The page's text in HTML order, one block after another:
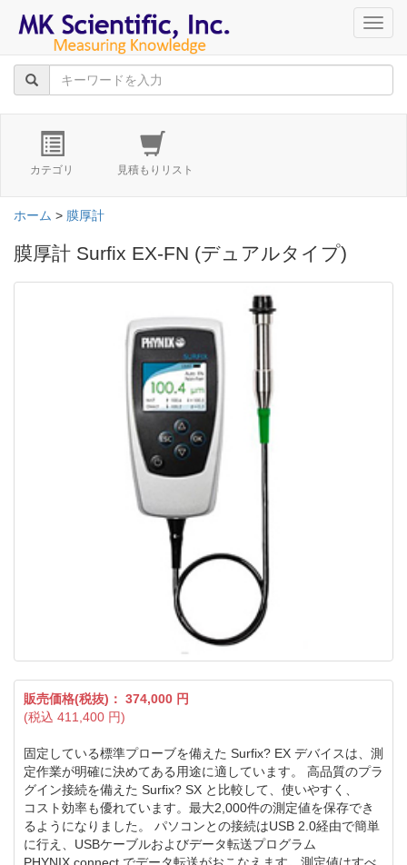
カテゴリ 見積もりリスト
ホーム > 膜厚計
膜厚計 Surfix EX-FN (デュアルタイプ)
販売価格(税抜)： 374,000 円
(税込 411,400 円)
固定している標準プローブを備えた Surfix? EX デバイスは、測
定作業が明確に決めてある用途に適しています。 高品質のプラ
グイン接続を備えた Surfix? SX と比較して、使いやすく、
コスト効率も優れています。最大2,000件の測定値を保存でき
るようになりました。 パソコンとの接続はUSB 2.0経由で簡単
に行え、USBケーブルおよびデータ転送プログラム
PHYNIX.connect でデータ転送がおこなえます。測定値はすべ